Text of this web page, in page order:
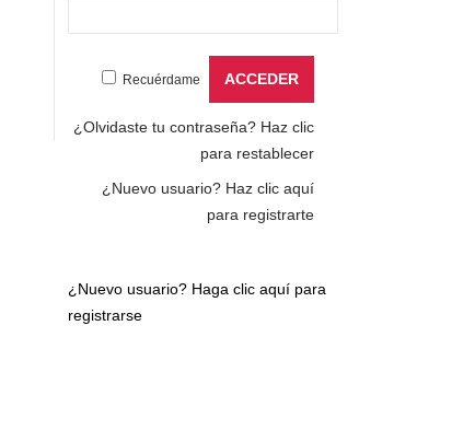
Recuérdame
¿Olvidaste tu contraseña? Haz clic
para restablecer
¿Nuevo usuario? Haz clic aquí
para registrarte
¿Nuevo usuario? Haga clic aquí para
registrarse